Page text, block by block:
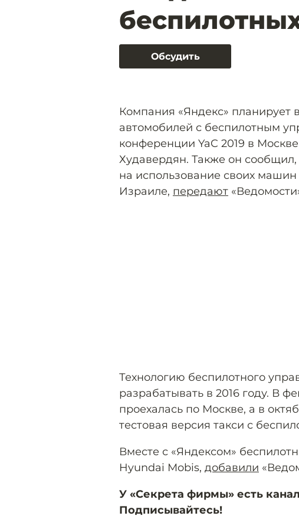
Обсудить
Компания «Яндекс» планирует
автомобилей с беспилотным
конференции YaC 2019 в
Худавердян. Также он
на использование своих
Израиле, передают
Технологию беспилотного
разрабатывать в 2016 году. В
проехалась по Москве, а в
тестовая версия такси с
Вместе с «Яндексом»
Hyundai Mobis, добавили
У «Секрета фирмы» есть
Подписывайтесь!